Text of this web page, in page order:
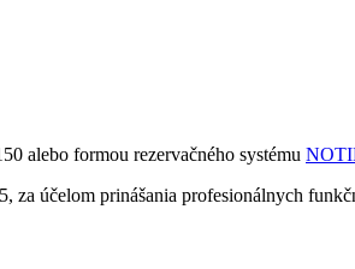
alebo formou rezervačného systému
za účelom prinášania profesionálnych